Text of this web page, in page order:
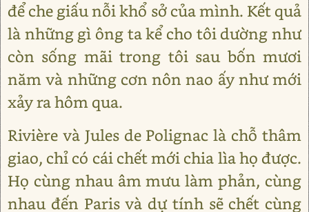
để che giấu nỗi khổ sở của mình. Kết quả
là những gì ông ta kể cho tôi dường như
còn sống mãi trong tôi sau bốn mươi
năm và những cơn nôn nao ấy như mới
xảy ra hôm qua.
Rivière và Jules de Polignac là chỗ thâm
giao, chỉ có cái chết mới chia lìa họ được.
Họ cùng nhau âm mưu làm phản, cùng
nhau đến Paris và dự tính sẽ chết cùng